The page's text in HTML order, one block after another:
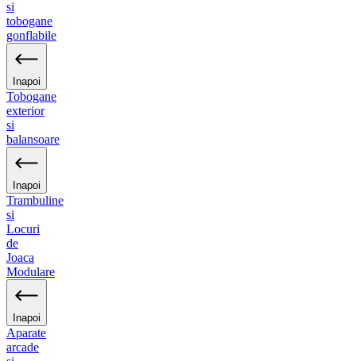
si
tobogane
gonflabile
Inapoi
Tobogane
exterior
si
balansoare
Inapoi
Trambuline
si
Locuri
de
Joaca
Modulare
Inapoi
Aparate
arcade